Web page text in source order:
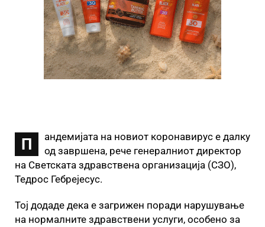
П
андемијата на новиот коронавирус е далку
од завршена, рече генералниот директор
на Светската здравствена организација (СЗО),
Тедрос Гебрејесус.
Тој додаде дека е загрижен поради нарушување
на нормалните здравствени услуги, особено за